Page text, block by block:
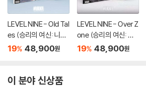
LEVEL NINE - Old Tal
es (승리의 여신: 니케
OST) [마블 컬러 LP]
19% 48,900원
LEVEL NINE - Over Z
one (승리의 여신: 니
케 OST) [마블 컬러 L
19% 48,900원
이 분야 신상품